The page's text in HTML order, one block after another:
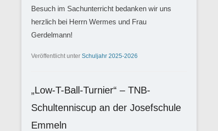
Besuch im Sachunterricht bedanken wir uns
herzlich bei Herrn Wermes und Frau
Gerdelmann!
Veröffentlicht unter Schuljahr 2025-2026
„Low-T-Ball-Turnier“ – TNB-
Schultenniscup an der Josefschule
Emmeln